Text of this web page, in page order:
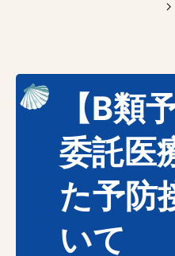
【B類
委託医
た予防
いて